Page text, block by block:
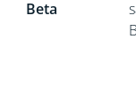
Beta